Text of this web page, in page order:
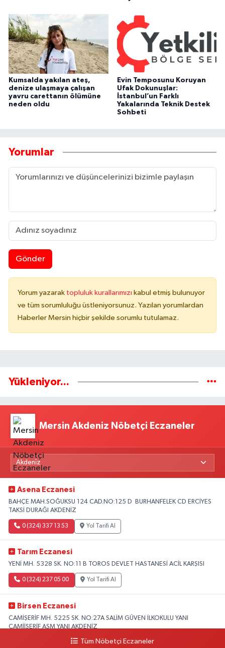
Kumsalda yakılan ateş,
denize ulaşmaya çalışan
yavru carettanın ölümüne
neden oldu
Evin Temposunu Koruyan
Ufak Dokunuşlar:
İstanbul’un Farklı
Yakalarında Teknik Destek
Sohbeti
Yorumlar
Gönder
Yorum yazarak topluluk kurallarımızı kabul etmiş bulunuyor
ve tüm sorumluluğu üstleniyorsunuz. Yazılan yorumlardan
Haberler Mersin hiçbir şekilde sorumlu tutulamaz.
Yükleniyor...
Mersin Akdeniz Nöbetçi Eczaneler
Asena Eczanesi
BAHÇE MAH.SOĞUKSU 124 CAD.NO:125 D BURHANFELEK CD ERCİYES
TAKSİ DURAĞI AKDENİZ
0 (324) 337 13 53 Yol Tarifi Al
Tarım Eczanesi
YENİ MH. 5328 SK. NO:11 B TOROS DEVLET HASTANESİ ACİL KARŞISI
0 (324) 237 05 00 Yol Tarifi Al
Birsen Eczanesi
CAMİŞERİF MH. 5225 SK. NO:27A SALİM GÜVEN İLKOKULU YANI
CAMİİŞERİF ASM YANI AKDENİZ
Yol Tarifi Al
Tüm Nöbetçi Eczaneler